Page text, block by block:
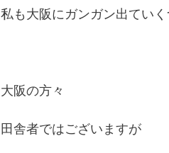
私も大阪にガンガン出ていく
大阪の方々
田舎者ではございますが